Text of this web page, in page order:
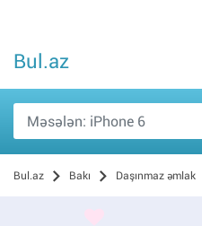
Bul.az
Bul.az Bakı Daşınmaz əmlak